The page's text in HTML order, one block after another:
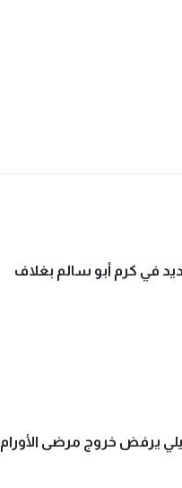
في كرم أبو سالم بغلاف
يرفض خروج مرضى الأورام